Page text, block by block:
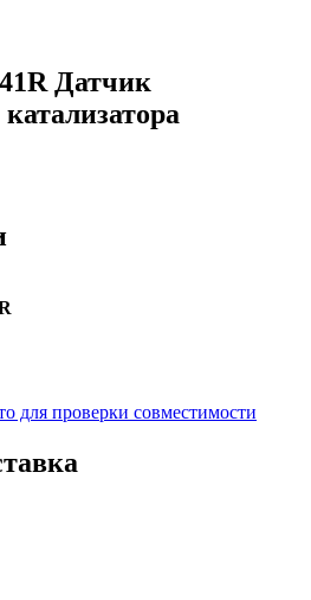
Датчик
для проверки совместимости